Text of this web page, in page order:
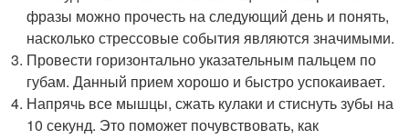
фразы можно прочесть на следующий день и понять,
насколько стрессовые события являются значимыми.
Провести горизонтально указательным пальцем по
губам. Данный прием хорошо и быстро успокаивает.
Напрячь все мышцы, сжать кулаки и стиснуть зубы на
10 секунд. Это поможет почувствовать, как